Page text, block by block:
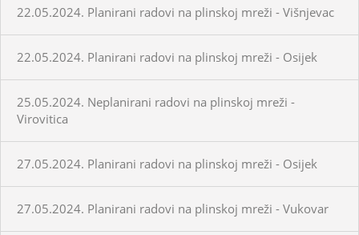
22.05.2024. Planirani radovi na plinskoj mreži - Višnjevac
22.05.2024. Planirani radovi na plinskoj mreži - Osijek
25.05.2024. Neplanirani radovi na plinskoj mreži -
Virovitica
27.05.2024. Planirani radovi na plinskoj mreži - Osijek
27.05.2024. Planirani radovi na plinskoj mreži - Vukovar